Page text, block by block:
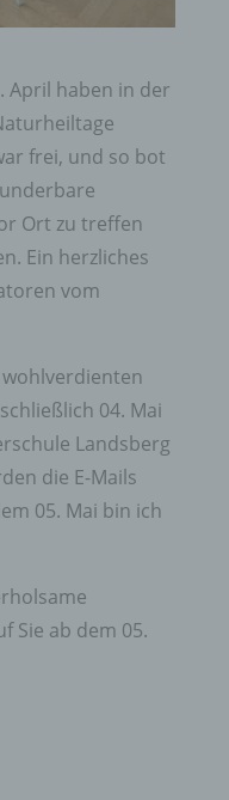
April haben in der
frei, und so bot
Ort zu treffen
Ein herzliches
vom
04. Mai
Landsberg
die E-Mails
05. Mai bin ich
Sie ab dem 05.